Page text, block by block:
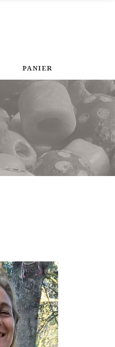
PANIER